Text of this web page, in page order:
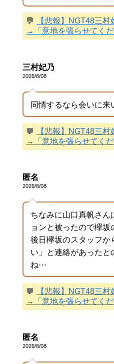
💬
【悲報】NGT48三
→「意地を張らせてく
三村妃乃
2026/8/08
同情するなら会いに来
💬
【悲報】NGT48三
→「意地を張らせてく
匿名
2026/8/08
ちなみに山口真帆さん
ョンと被ったので欅坂
後日欅坂のスタッフか
い」と連絡があったと
ね⋯
💬
【悲報】NGT48三
→「意地を張らせてく
匿名
2026/8/08